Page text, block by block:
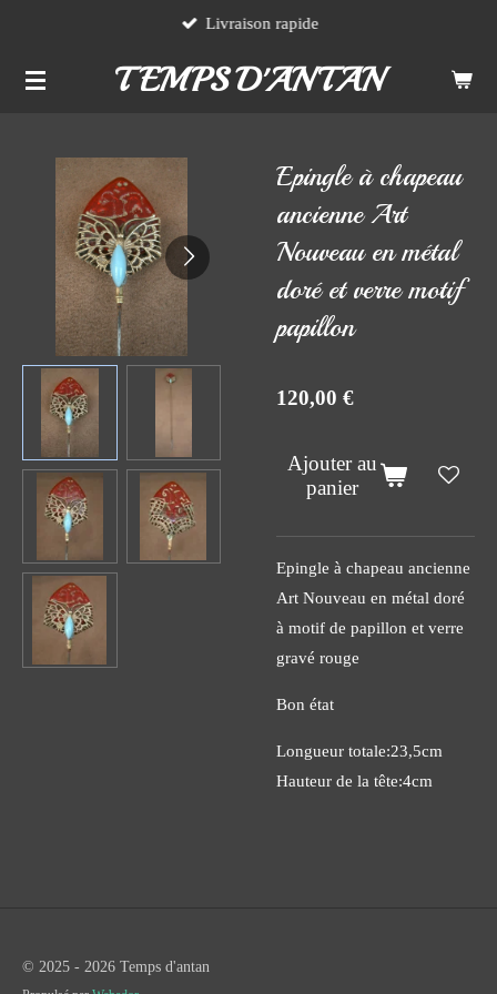
contenu
TEMPS D'ANTAN
Livraison rapide
Epingle à chapeau
ancienne Art
Nouveau en métal
doré et verre motif
papillon
120,00 €
Ajouter au
panier
Epingle à chapeau ancienne
Art Nouveau en métal doré
à motif de papillon et verre
gravé rouge
Bon état
Longueur totale:23,5cm
Hauteur de la tête:4cm
© 2025 - 2026 Temps d'antan